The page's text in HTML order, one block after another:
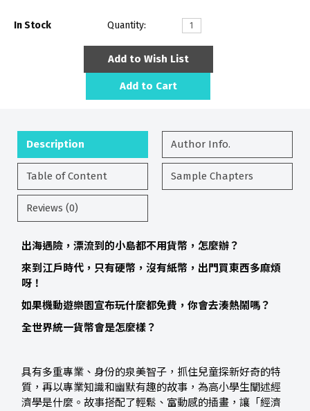
In Stock Quantity:
Add to Wish List
Add to Cart
Description Author Info.
Table of Content Sample Chapters
Reviews (0)
出海遇險，漂流到的小島都不用貨幣，怎麼辦？
來到江戶時代，只有硬幣，沒有紙幣，出門買東西多麻煩
呀！
如果機動遊樂園宣布玩什麼都免費，你會去湊熱鬧嗎？
全世界統一貨幣會是怎麼樣？
具有多重專業、身份的泉美智子，抓住兒童探新好奇的特
質，再以專業知識和幽默有趣的故事，為高小學生闡述經
濟學是什麼。故事搭配了輕鬆、富動感的插畫，讓「經濟